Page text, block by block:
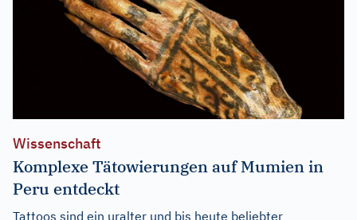
Wissenschaft
Komplexe Tätowierungen auf Mumien in
Peru entdeckt
Tattoos sind ein uralter und bis heute beliebter